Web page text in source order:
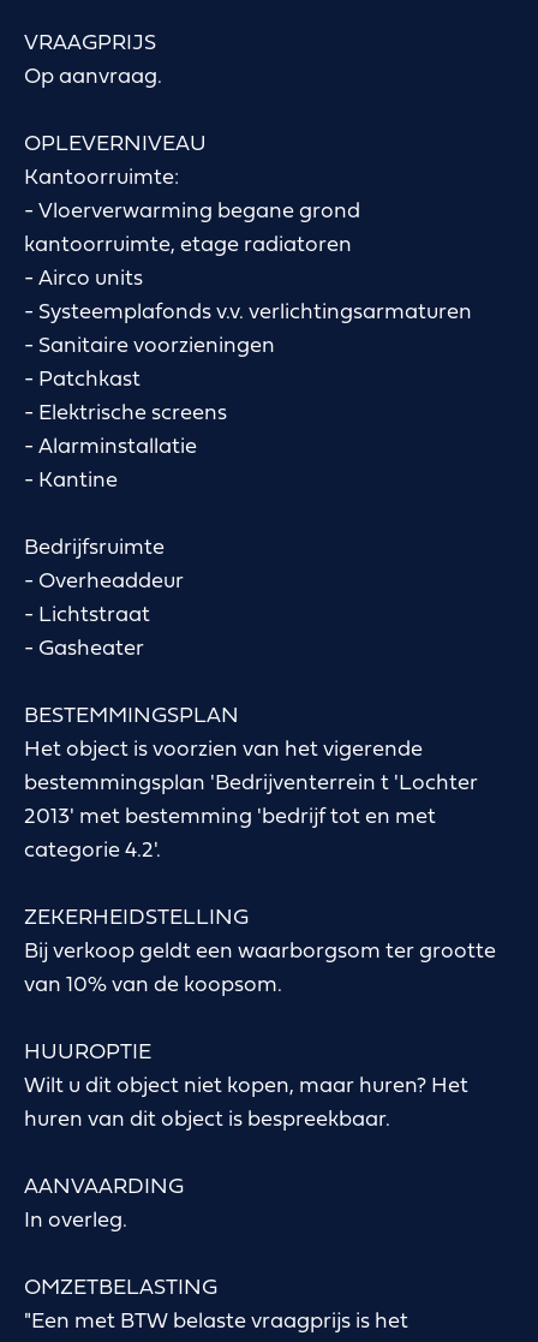
VRAAGPRIJS
Op aanvraag.
OPLEVERNIVEAU
Kantoorruimte:
- Vloerverwarming begane grond
kantoorruimte, etage radiatoren
- Airco units
- Systeemplafonds v.v. verlichtingsarmaturen
- Sanitaire voorzieningen
- Patchkast
- Elektrische screens
- Alarminstallatie
- Kantine
Bedrijfsruimte
- Overheaddeur
- Lichtstraat
- Gasheater
BESTEMMINGSPLAN
Het object is voorzien van het vigerende
bestemmingsplan 'Bedrijventerrein t 'Lochter
2013' met bestemming 'bedrijf tot en met
categorie 4.2'.
ZEKERHEIDSTELLING
Bij verkoop geldt een waarborgsom ter grootte
van 10% van de koopsom.
HUUROPTIE
Wilt u dit object niet kopen, maar huren? Het
huren van dit object is bespreekbaar.
AANVAARDING
In overleg.
OMZETBELASTING
"Een met BTW belaste vraagprijs is het